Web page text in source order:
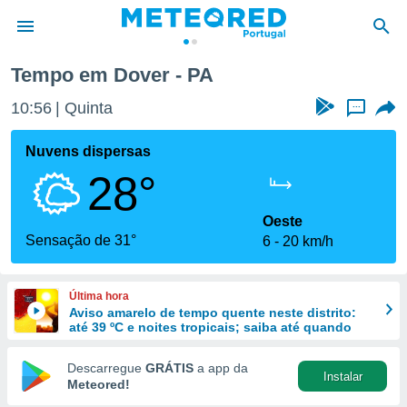
da
foi
fornecidas
a este
das
e
forma
digital
Tempo em Dover - PA
10:56 Quinta ...
Nuvens dispersas
28°
Sensação de 31°
Oeste
6
20 km/h
Última hora
Aviso amarelo de tempo quente neste distrito:
até 39 ºC e noites tropicais; saiba até quando
Descarregue GRÁTIS a app da
Meteored!
Instalar